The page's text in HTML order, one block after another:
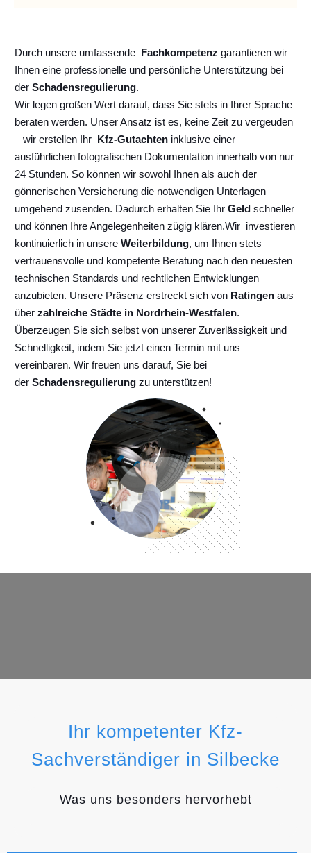
Durch unsere umfassende Fachkompetenz garantieren wir
Ihnen eine professionelle und persönliche Unterstützung bei
der Schadensregulierung.
Wir legen großen Wert darauf, dass Sie stets in Ihrer Sprache
beraten werden. Unser Ansatz ist es, keine Zeit zu vergeuden
– wir erstellen Ihr Kfz-Gutachten inklusive einer
ausführlichen fotografischen Dokumentation innerhalb von nur
24 Stunden. So können wir sowohl Ihnen als auch der
gönnerischen Versicherung die notwendigen Unterlagen
umgehend zusenden. Dadurch erhalten Sie Ihr Geld schneller
und können Ihre Angelegenheiten zügig klären.Wir investieren
kontinuierlich in unsere Weiterbildung, um Ihnen stets
vertrauensvolle und kompetente Beratung nach den neuesten
technischen Standards und rechtlichen Entwicklungen
anzubieten. Unsere Präsenz erstreckt sich von Ratingen aus
über zahlreiche Städte in Nordrhein-Westfalen.
Überzeugen Sie sich selbst von unserer Zuverlässigkeit und
Schnelligkeit, indem Sie jetzt einen Termin mit uns
vereinbaren. Wir freuen uns darauf, Sie bei
der Schadensregulierung zu unterstützen!
Ihr kompetenter Kfz-
Sachverständiger in Silbecke
Was uns besonders hervorhebt